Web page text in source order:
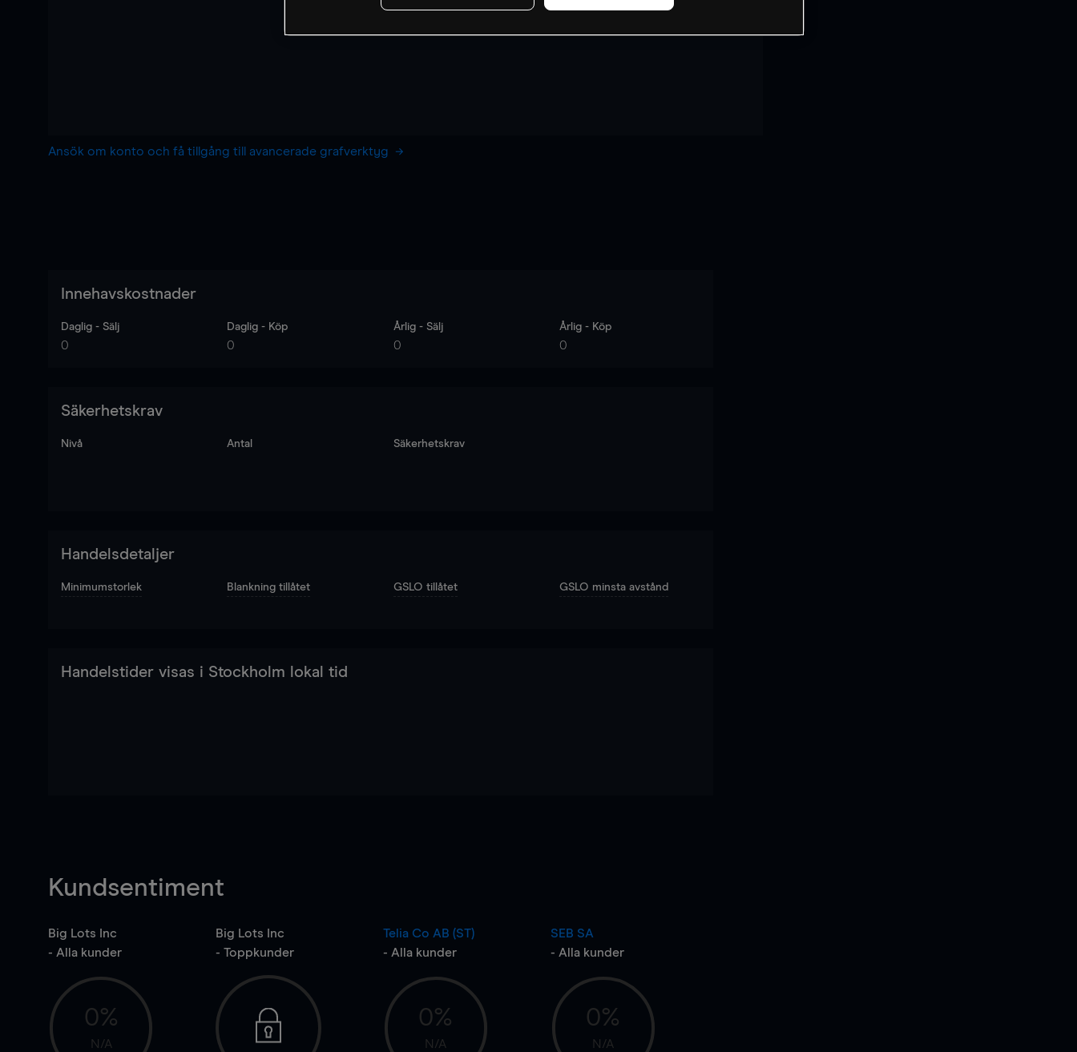
Ansök om konto och få tillgång till avancerade grafverktyg
Innehavskostnader
Daglig - Sälj
0
Daglig - Köp
0
Årlig - Sälj
0
Årlig - Köp
0
Säkerhetskrav
Nivå Antal Säkerhetskrav
Handelsdetaljer
Minimumstorlek Blankning tillåtet GSLO tillåtet GSLO minsta avstånd
Handelstider visas i Stockholm lokal tid
Kundsentiment
Big Lots Inc
- Alla kunder
0%
N/A
Big Lots Inc
- Toppkunder
Telia Co AB (ST)
- Alla kunder
0%
N/A
SEB SA
- Alla kunder
0%
N/A